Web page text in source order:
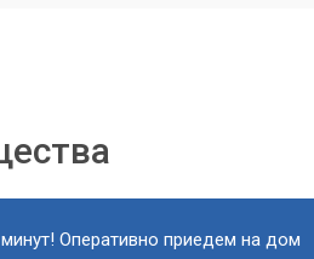
Оперативно приедем на дом